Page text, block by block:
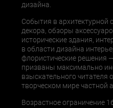
дизайна.
События в архитектурной
декора, обзоры
исторические здания,
в области дизайна
флористические решения
призваны максимально
взыскательного читателя
творческом мире частной
Возрастное ограничение